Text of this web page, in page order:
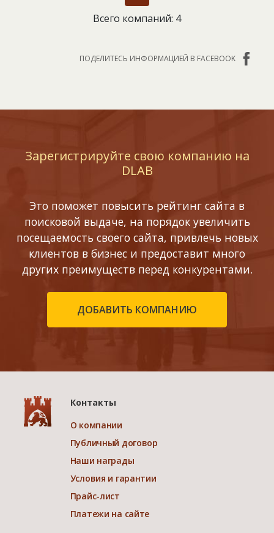
Всего компаний: 4
ПОДЕЛИТЕСЬ ИНФОРМАЦИЕЙ В FACEBOOK
Зарегистрируйте свою компанию на
DLAB
Это поможет повысить рейтинг сайта в
поисковой выдаче, на порядок увеличить
посещаемость своего сайта, привлечь новых
клиентов в бизнес и предоставит много
других преимуществ перед конкурентами.
ДОБАВИТЬ КОМПАНИЮ
Контакты
О компании
Публичный договор
Наши награды
Условия и гарантии
Прайс-лист
Платежи на сайте